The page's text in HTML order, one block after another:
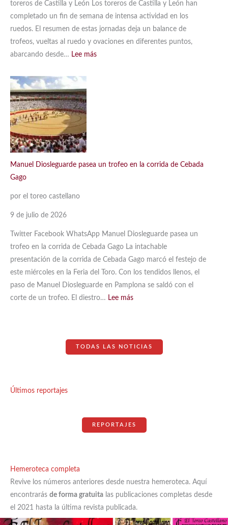
toreros de Castilla y León Los toreros de Castilla y León han
completado un fin de semana de intensa actividad en los
ruedos. El resumen de estas jornadas deja un balance de
trofeos, vueltas al ruedo y ovaciones en diferentes puntos,
abarcando desde… Lee más:
los
León
Manuel Diosleguarde pasea un trofeo en la corrida de Cebada
Gago
por el toreo castellano
9 de julio de 2026
Twitter Facebook WhatsApp Manuel Diosleguarde pasea un
trofeo en la corrida de Cebada Gago La intachable
presentación de la corrida de Cebada Gago marcó el festejo de
este miércoles en la Feria del Toro. Con los tendidos llenos, el
paso de Manuel Diosleguarde en Pamplona se saldó con el
corte de un trofeo. El diestro… Lee más:
un
Cebada
TODAS LAS NOTICIAS
Últimos reportajes
REPORTAJES
Hemeroteca completa
Revive los números anteriores desde nuestra hemeroteca. Aquí
encontrarás de forma gratuita las publicaciones completas desde
el 2021 hasta la última revista publicada.